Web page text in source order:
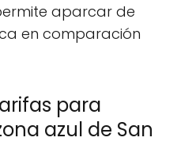
aparcar de
en comparación
para
azul de San